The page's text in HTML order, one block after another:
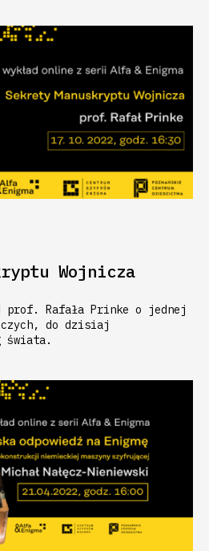
Wojnicza
prof. Rafała Prinke o jednej
do dzisiaj
świata.